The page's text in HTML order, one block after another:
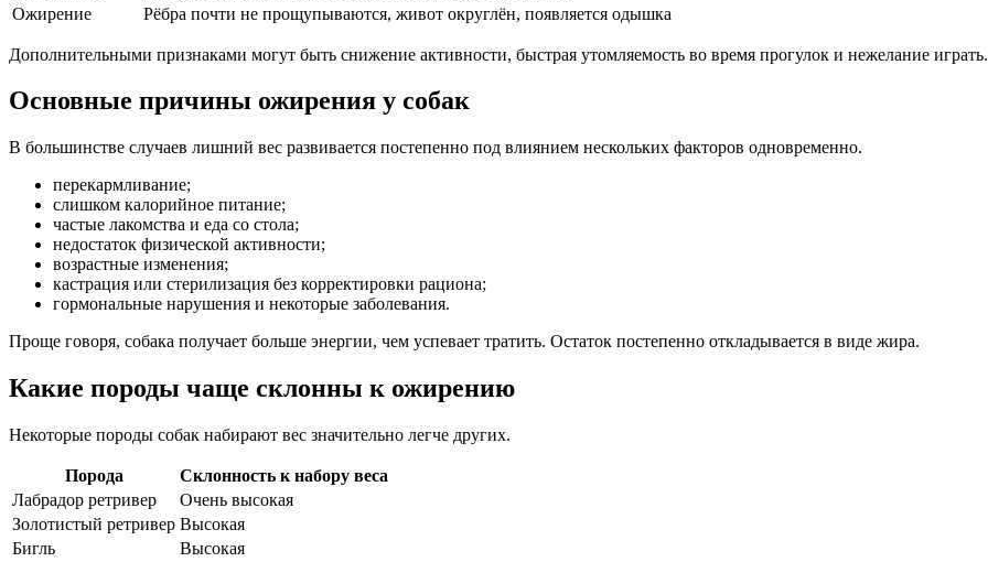
Ожирение
Рёбра почти не прощупываются, живот округлён, появляется одышка
Дополнительными признаками могут быть снижение активности, быстрая утомляемость во время прогулок и нежелание играть.
Основные причины ожирения у собак
В большинстве случаев лишний вес развивается постепенно под влиянием нескольких факторов одновременно.
перекармливание;
слишком калорийное питание;
частые лакомства и еда со стола;
недостаток физической активности;
возрастные изменения;
кастрация или стерилизация без корректировки рациона;
гормональные нарушения и некоторые заболевания.
Проще говоря, собака получает больше энергии, чем успевает тратить. Остаток постепенно откладывается в виде жира.
Какие породы чаще склонны к ожирению
Некоторые породы собак набирают вес значительно легче других.
Порода
Склонность к набору веса
Лабрадор ретривер
Очень высокая
Золотистый ретривер Высокая
Бигль
Высокая